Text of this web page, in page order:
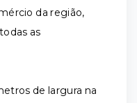
da região,
as
de largura na